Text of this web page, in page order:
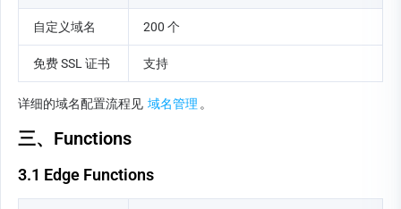
自定义域名 200 个
免费 SSL 证书 支持
详细的域名配置流程见 域名管理 。
三、Functions
3.1 Edge Functions